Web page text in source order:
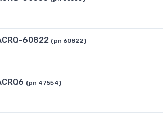
60822 (pn 60822)
(pn 47554)